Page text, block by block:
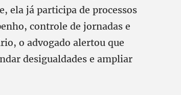
ela já participa de processos
controle de jornadas e
o advogado alertou que
desigualdades e ampliar